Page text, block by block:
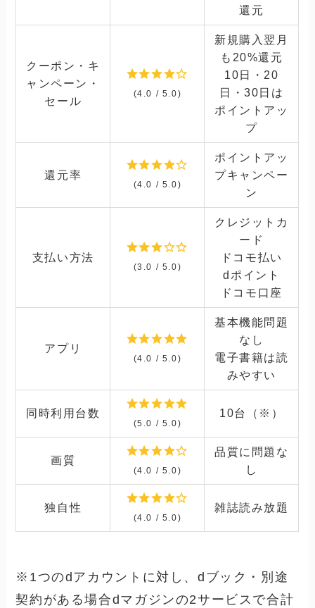
還元
クーポン・キ
ャンペーン・
セール
(4.0 / 5.0)
新規購入翌月
も20%還元
10日・20
日・30日は
ポイントアッ
プ
還元率
(4.0 / 5.0)
ポイントアッ
プキャンペー
ン
支払い方法
(3.0 / 5.0)
クレジットカ
ード
ドコモ払い
dポイント
ドコモ口座
アプリ
(4.0 / 5.0)
基本機能問題
なし
電子書籍は読
みやすい
同時利用台数
(5.0 / 5.0)
10台（※）
画質
(4.0 / 5.0)
品質に問題な
し
独自性
(4.0 / 5.0)
雑誌読み放題
※1つのdアカウントに対し、dブック・別途
契約がある場合dマガジンの2サービスで合計